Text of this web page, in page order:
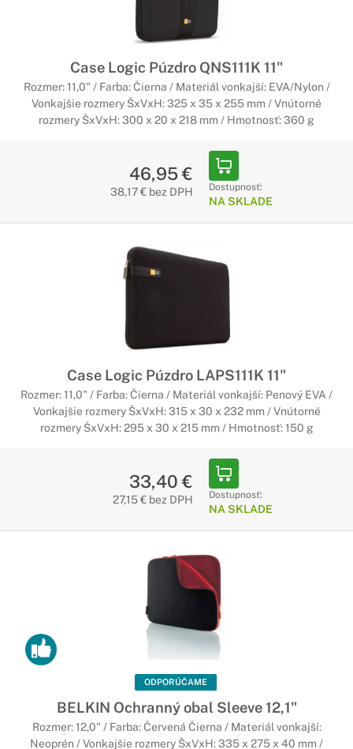
Case Logic Púzdro QNS111K 11"
Rozmer: 11,0" / Farba: Čierna / Materiál vonkajší: EVA/Nylon /
Vonkajšie rozmery ŠxVxH: 325 x 35 x 255 mm / Vnútorné
rozmery ŠxVxH: 300 x 20 x 218 mm / Hmotnosť: 360 g
46,95 €
38,17 € bez DPH Dostupnosť:
NA SKLADE
Case Logic Púzdro LAPS111K 11"
Rozmer: 11,0" / Farba: Čierna / Materiál vonkajší: Penový EVA /
Vonkajšie rozmery ŠxVxH: 315 x 30 x 232 mm / Vnútorné
rozmery ŠxVxH: 295 x 30 x 215 mm / Hmotnosť: 150 g
33,40 €
27,15 € bez DPH Dostupnosť:
NA SKLADE
ODPORÚČAME
BELKIN Ochranný obal Sleeve 12,1"
Rozmer: 12,0" / Farba: Červená Čierna / Materiál vonkajší:
Neoprén / Vonkajšie rozmery ŠxVxH: 335 x 275 x 40 mm /